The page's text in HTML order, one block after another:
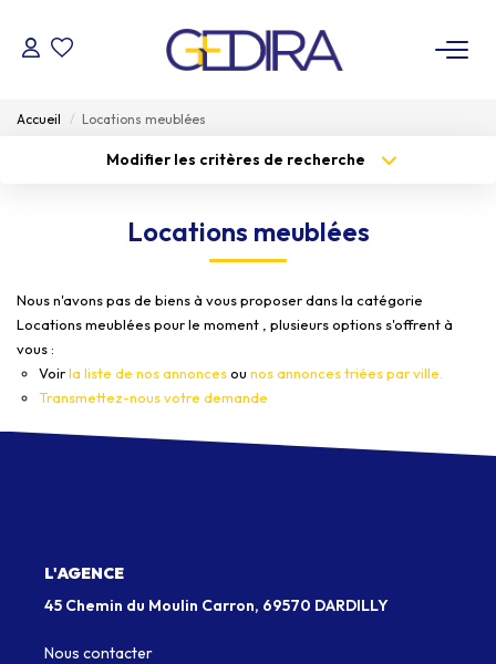
ESTIMER
FAIRE GÉRER
Syndic De Copropriété
Nous Rejoindre
Accueil Locations meublées
Modifier les critères de recherche
Budget max Plus de critères
Locations meublées
Nous n'avons pas de biens à vous proposer dans la catégorie
Locations meublées pour le moment , plusieurs options s'offrent à
vous :
Voirla liste de nos annoncesou nos annonces triées par ville.
Transmettez-nous votre demande
L'AGENCE
45 Chemin du Moulin Carron, 69570 DARDILLY
Nous contacter